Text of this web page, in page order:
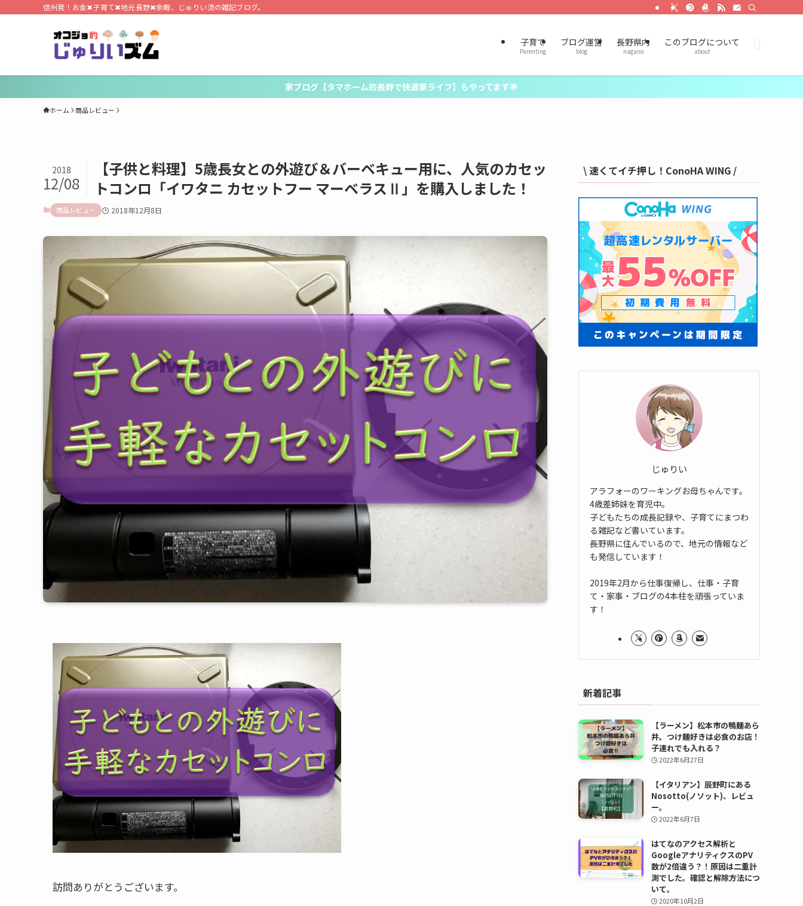
信州発！お金✖子育て✖地元長野✖余暇、じゅりい流の雑記ブログ。
子育て
Parenting
ブログ運営
blog
長野県内
nagano
このブログについて
about
家ブログ【タマホーム的長野で快適家ライフ】もやってます🌟
ホーム 商品レビュー
【子供と料理】5歳長女との外遊び＆バーベキュー用に、人気のカセッ
トコンロ「イワタニ カセットフー マーベラスⅡ」を購入しました！
2018
12/08
商品レビュー 2018年12月8日
訪問ありがとうございます。
\ 速くてイチ押し！ConoHA WING /
じゅりい
アラフォーのワーキングお母ちゃんです。
4歳差姉妹を育児中。
子どもたちの成長記録や、子育てにまつわ
る雑記など書いています。
長野県に住んでいるので、地元の情報など
も発信しています！
2019年2月から仕事復帰し、仕事・子育
て・家事・ブログの4本柱を頑張っていま
す！
新着記事
【ラーメン】松本市の鴨麺あら
井。つけ麺好きは必食のお店！
子連れでも入れる？
2022年6月27日
【イタリアン】辰野町にある
Nosotto(ノソット)、レビュ
ー。
2022年6月7日
はてなのアクセス解析と
GoogleアナリティクスのPV
数が2倍違う？！原因は二重計
測でした。確認と解除方法につ
いて。
2020年10月2日